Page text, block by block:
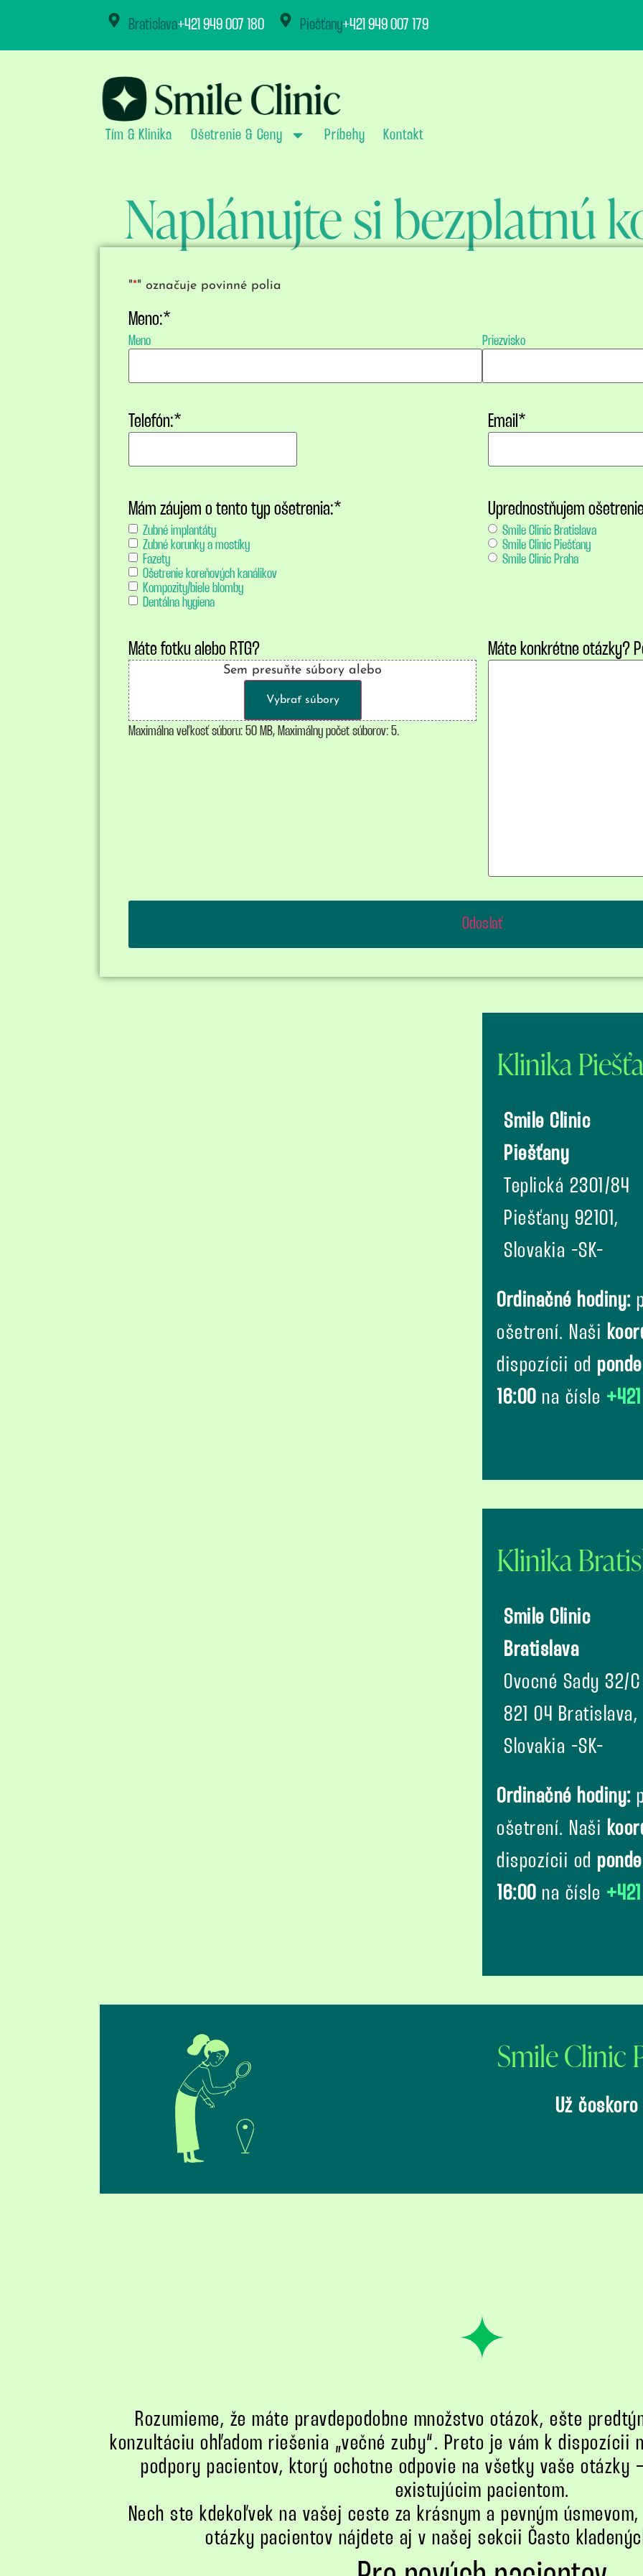
Bratislava+421 949 007 180 Piešťany+421 949 007 179
Tím & Klinika Ošetrenie & Ceny Príbehy Kontakt
Naplánujte si bezplatnú
"*" označuje povinné polia
Meno:*
Meno Priezvisko
Telefón:* Email *
Mám záujem o tento typ ošetrenia:*
Zubné implantáty
Zubné korunky a mostíky
Fazety
Ošetrenie koreňových kanálikov
Kompozity/biele blomby
Dentálna hygiena
Uprednostňujem
Smile Clinic Bratislava
Smile Clinic Piešťany
Smile Clinic Praha
Máte fotku alebo RTG?
Sem presuňte súbory alebo
Vybrať súbory
Maximálna veľkosť súboru: 50 MB, Maximálny počet súborov: 5.
Máte konkrétne otázky?
Klinika
Smile Clinic
Piešťany
Teplická 2301/84
Piešťany 92101,
Slovakia -SK-
Ordinačné hodiny:
ošetrení. Naši
dispozícii od
16:00 na čísle
Klinika
Smile Clinic
Bratislava
Ovocné Sady 32/C
821 04 Bratislava,
Slovakia -SK-
Ordinačné hodiny:
ošetrení. Naši
dispozícii od
16:00 na čísle
Smile Clinic
Už čoskoro
Rozumieme, že máte pravdepodobne množstvo otázok, ešte
konzultáciu ohľadom riešenia „večné zuby“. Preto je vám k
podpory pacientov, ktorý ochotne odpovie na všetky vaše otázky
existujúcim pacientom.
Nech ste kdekoľvek na vašej ceste za krásnym a pevným
otázky pacientov nájdete aj v našej sekcii Často